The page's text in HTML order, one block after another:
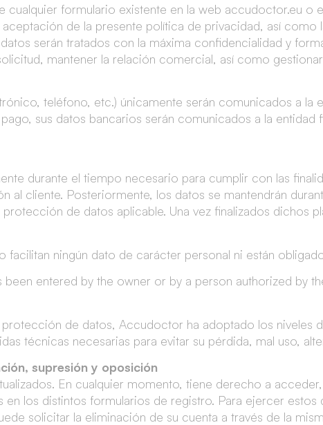
cualquier formulario existente en la web accudoctor.eu o
de la presente política de privacidad, así
serán tratados con la máxima confidencialidad y
mantener la relación comercial, así como gestionar
teléfono, etc.) únicamente serán comunicados a la
sus datos bancarios serán comunicados a la entidad
durante el tiempo necesario para cumplir con las
al cliente. Posteriormente, los datos se mantendrán
de datos aplicable. Una vez finalizados dichos
facilitan ningún dato de carácter personal ni están
been entered by the owner or by a person authorized by
de datos, Accudoctor ha adoptado los niveles
técnicas necesarias para evitar su pérdida, mal uso,
supresión y oposición
En cualquier momento, tiene derecho a
en los distintos formularios de registro. Para ejercer
solicitar la eliminación de su cuenta a través de la